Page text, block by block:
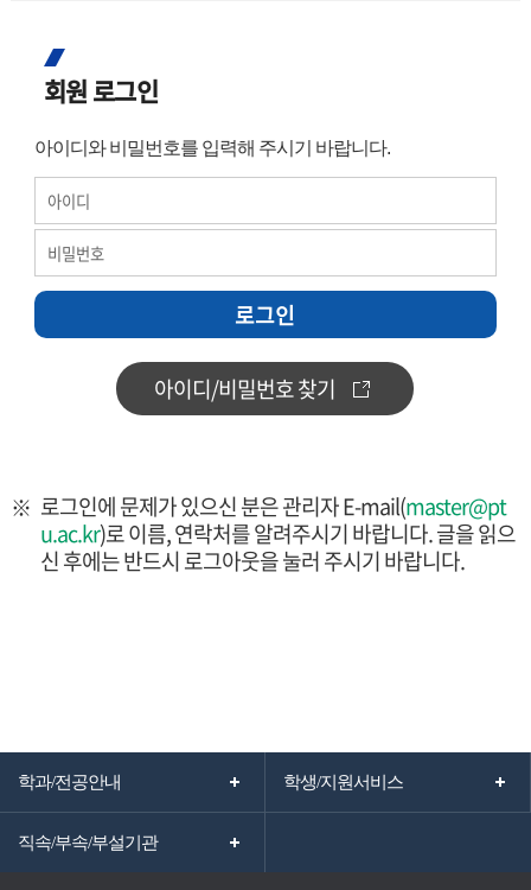
회원 로그인
아이디와 비밀번호를 입력해 주시기 바랍니다.
아이디/비밀번호 찾기
로그인에 문제가 있으신 분은 관리자 E-mail(master@pt
u.ac.kr)로 이름, 연락처를 알려주시기 바랍니다. 글을 읽으
신 후에는 반드시 로그아웃을 눌러 주시기 바랍니다.
학과/전공안내 학생/지원서비스
직속/부속/부설기관